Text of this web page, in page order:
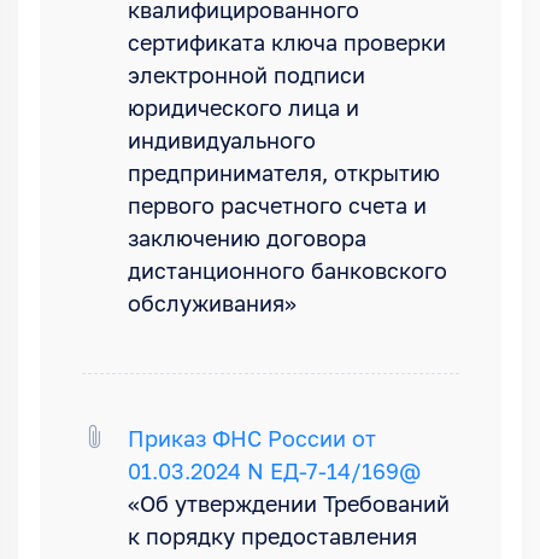
квалифицированного
сертификата ключа проверки
электронной подписи
юридического лица и
индивидуального
предпринимателя, открытию
первого расчетного счета и
заключению договора
дистанционного банковского
обслуживания»
Приказ ФНС России от
01.03.2024 N ЕД-7-14/169@
«Об утверждении Требований
к порядку предоставления